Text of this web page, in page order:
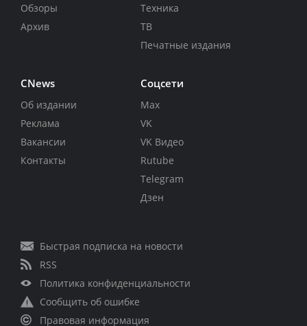
Обзоры
Архив
Техника
ТВ
Печатные издания
CNews
Об издании
Реклама
Вакансии
Контакты
Соцсети
Max
VK
VK Видео
Rutube
Telegram
Дзен
Быстрая подписка на новости
RSS
Политика конфиденциальности
Сообщить об ошибке
Правовая информация